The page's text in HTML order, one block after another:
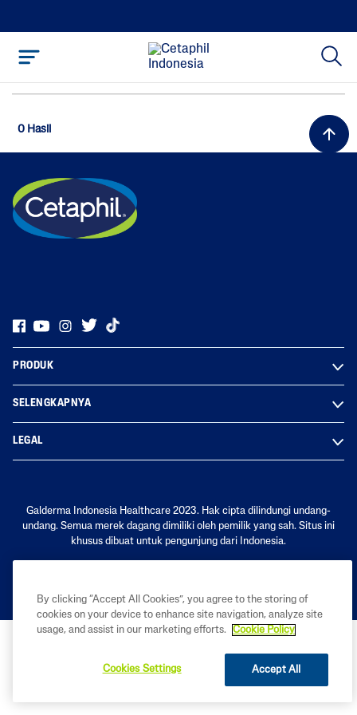
0 Hasil
PRODUK
SELENGKAPNYA
LEGAL
Galderma Indonesia Healthcare 2023. Hak cipta dilindungi undang-
undang. Semua merek dagang dimiliki oleh pemilik yang sah. Situs ini
khusus dibuat untuk pengunjung dari Indonesia.
By clicking “Accept All Cookies”, you agree to the storing of
cookies on your device to enhance site navigation, analyze site
usage, and assist in our marketing efforts.
Cookie Policy
Accept All
Cookies Settings